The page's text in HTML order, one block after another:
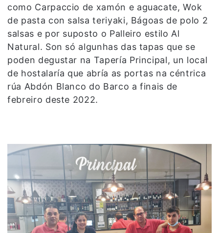
como Carpaccio de xamón e aguacate, Wok
de pasta con salsa teriyaki, Bágoas de polo 2
salsas e por suposto o Palleiro estilo Al
Natural. Son só algunhas das tapas que se
poden degustar na Tapería Principal, un local
de hostalaría que abría as portas na céntrica
rúa Abdón Blanco do Barco a finais de
febreiro deste 2022.